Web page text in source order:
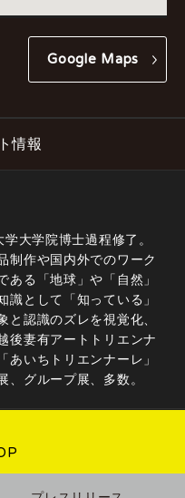
Google Maps
情報
大学院博士過程修了。
制作や国内外でのワーク
ある「地球」や「自然」
として「知っている」
と認識のズレを視覚化、
後妻有アートトリエンナ
あいちトリエンナーレ」
、グループ展、多数。